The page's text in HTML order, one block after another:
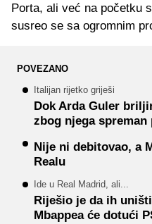
Porta, ali već na početku
susreo se sa ogromnim
POVEZANO
Italijan rijetko griješi
Dok Arda Guler
zbog njega
Nije ni debitovao, a
Realu
Ide u Real Madrid, ali...
Riješio je da ih
Mbappea će dotući